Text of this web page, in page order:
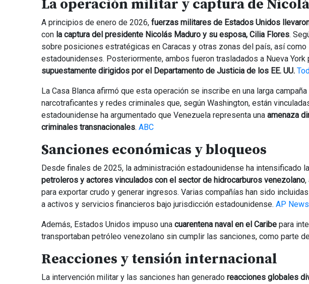
La operación militar y captura de
A principios de enero de 2026, fuerzas militares de Estados Unidos
con la captura del presidente Nicolás Maduro y su esposa, Cilia Flores.
sobre posiciones estratégicas en Caracas y otras zonas del país, así
estadounidenses. Posteriormente, ambos fueron trasladados a Nueva
supuestamente dirigidos por el Departamento de Justicia de los EE. UU.
La Casa Blanca afirmó que esta operación se inscribe en una larga
narcotraficantes y redes criminales que, según Washington, están
estadounidense ha argumentado que Venezuela representa una amenaza
criminales transnacionales. ABC
Sanciones económicas y bloqueos
Desde finales de 2025, la administración estadounidense ha intensificado
petroleros y actores vinculados con el sector de hidrocarburos venezolano,
para exportar crudo y generar ingresos. Varias compañías han sido
a activos y servicios financieros bajo jurisdicción estadounidense. AP
Además, Estados Unidos impuso una cuarentena naval en el Caribe para
transportaban petróleo venezolano sin cumplir las sanciones, como parte
Reacciones y tensión internacional
La intervención militar y las sanciones han generado reacciones globales